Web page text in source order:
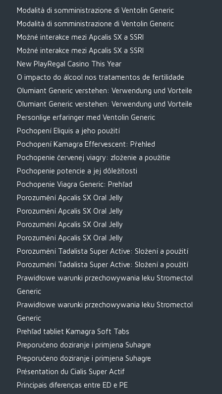
Modalità di somministrazione di Ventolin Generic
Modalità di somministrazione di Ventolin Generic
Možné interakce mezi Apcalis SX a SSRI
Možné interakce mezi Apcalis SX a SSRI
New PlayRegal Casino This Year
O impacto do álcool nos tratamentos de fertilidade
Olumiant Generic verstehen: Verwendung und Vorteile
Olumiant Generic verstehen: Verwendung und Vorteile
Personlige erfaringer med Ventolin Generic
Pochopení Eliquis a jeho použití
Pochopení Kamagra Effervescent: Přehled
Pochopenie červenej viagry: zloženie a použitie
Pochopenie potencie a jej dôležitosti
Pochopenie Viagra Generic: Prehľad
Porozumění Apcalis SX Oral Jelly
Porozumění Apcalis SX Oral Jelly
Porozumění Apcalis SX Oral Jelly
Porozumění Apcalis SX Oral Jelly
Porozumění Tadalista Super Active: Složení a použití
Porozumění Tadalista Super Active: Složení a použití
Prawidłowe warunki przechowywania leku Stromectol
Generic
Prawidłowe warunki przechowywania leku Stromectol
Generic
Prehľad tabliet Kamagra Soft Tabs
Preporučeno doziranje i primjena Suhagre
Preporučeno doziranje i primjena Suhagre
Présentation du Cialis Super Actif
Principais diferenças entre ED e PE